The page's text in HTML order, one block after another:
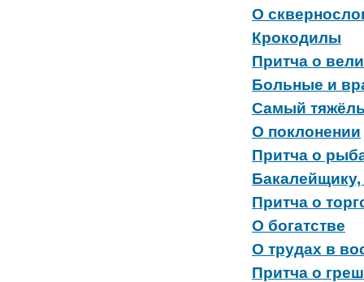
О
Крокодилы
Притча о
Больные и
Самый
О поклонении
Притча о
Притча о
О богатстве
О трудах в
Притча о